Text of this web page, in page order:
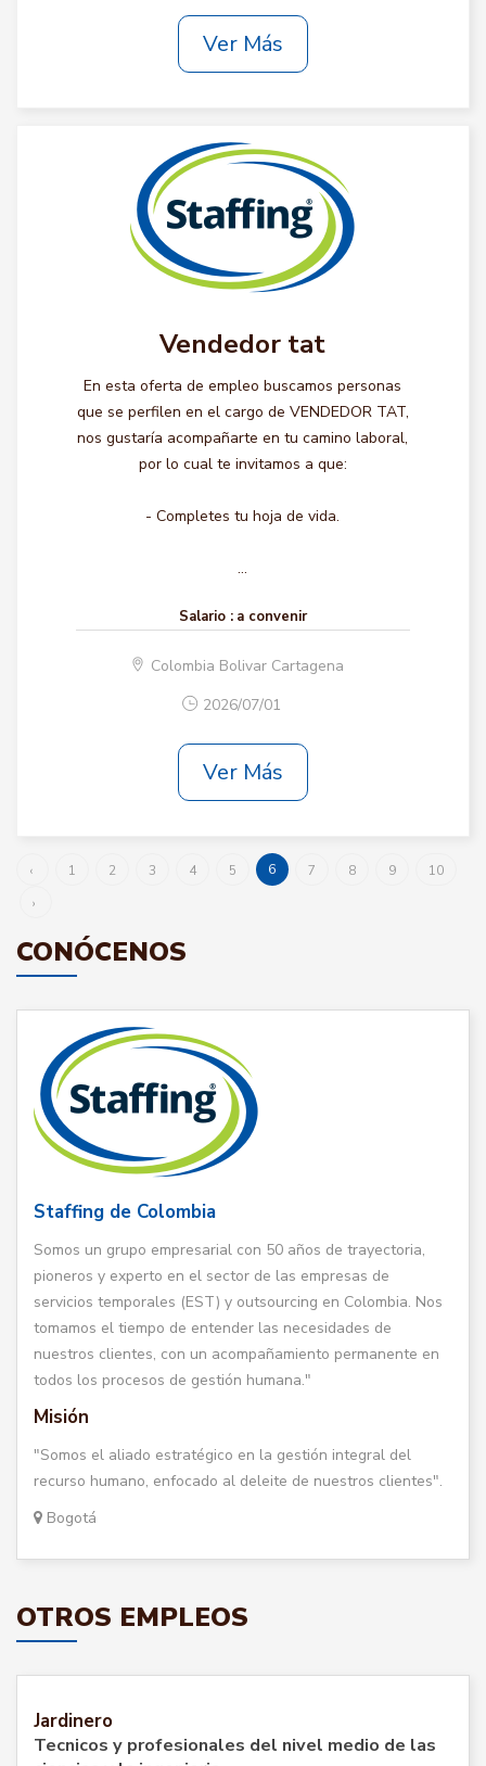
Ver Más
Vendedor tat
En esta oferta de empleo buscamos personas
que se perfilen en el cargo de VENDEDOR TAT,
nos gustaría acompañarte en tu camino laboral,
por lo cual te invitamos a que:
- Completes tu hoja de vida.
...
Salario : a convenir
Colombia Bolivar Cartagena
2026/07/01
Ver Más
‹ 1 2 3 4 5 6 7 8 9
10
›
CONÓCENOS
Staffing de Colombia
Somos un grupo empresarial con 50 años de trayectoria,
pioneros y experto en el sector de las empresas de
servicios temporales (EST) y outsourcing en Colombia. Nos
tomamos el tiempo de entender las necesidades de
nuestros clientes, con un acompañamiento permanente en
todos los procesos de gestión humana."
Misión
"Somos el aliado estratégico en la gestión integral del
recurso humano, enfocado al deleite de nuestros clientes".
Bogotá
OTROS EMPLEOS
Jardinero
Tecnicos y profesionales del nivel medio de las